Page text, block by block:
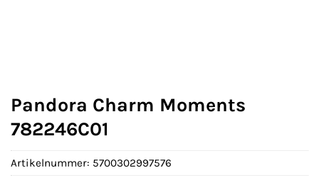
Pandora Charm Moments
782246C01
Artikelnummer: 5700302997576